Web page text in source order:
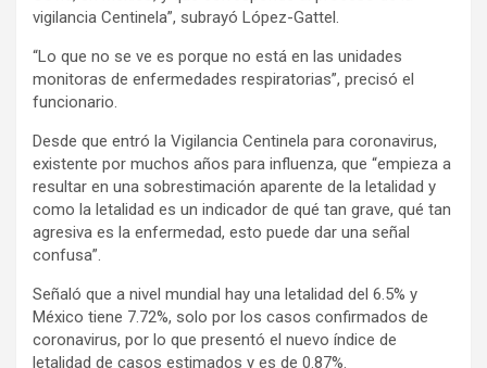
vigilancia Centinela”, subrayó López-Gattel.
“Lo que no se ve es porque no está en las unidades
monitoras de enfermedades respiratorias”, precisó el
funcionario.
Desde que entró la Vigilancia Centinela para coronavirus,
existente por muchos años para influenza, que “empieza a
resultar en una sobrestimación aparente de la letalidad y
como la letalidad es un indicador de qué tan grave, qué tan
agresiva es la enfermedad, esto puede dar una señal
confusa”.
Señaló que a nivel mundial hay una letalidad del 6.5% y
México tiene 7.72%, solo por los casos confirmados de
coronavirus, por lo que presentó el nuevo índice de
letalidad de casos estimados y es de 0.87%.